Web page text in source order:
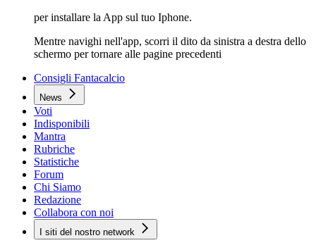
per installare la App sul tuo Iphone.
Mentre navighi nell'app, scorri il dito da sinistra a destra dello
schermo per tornare alle pagine precedenti
Consigli Fantacalcio
News
Voti
Indisponibili
Mantra
Rubriche
Statistiche
Forum
Chi Siamo
Redazione
Collabora con noi
I siti del nostro network